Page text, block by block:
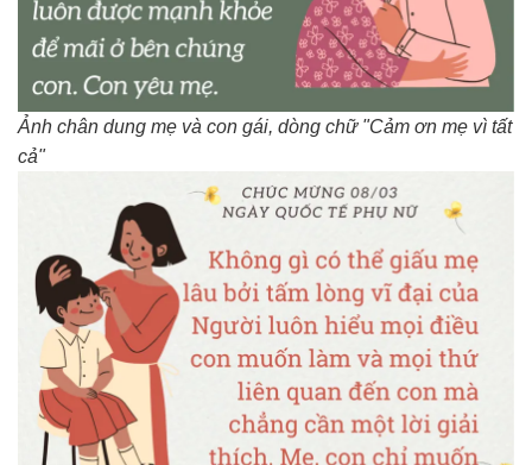
Ảnh chân dung mẹ và con gái, dòng chữ "Cảm ơn mẹ vì tất
cả"